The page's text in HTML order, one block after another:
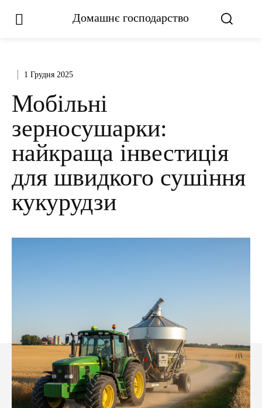
Домашнє господарство
1 Грудня 2025
Мобільні
зерносушарки:
найкраща інвестиція
для швидкого сушіння
кукурудзи